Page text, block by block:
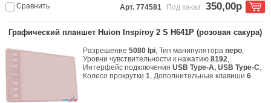
Сравнить Арт. 774581 Под заказ 350,00р
Графический планшет Huion Inspiroy 2 S H641P (розовая сакура)
Разрешение5080 lpi, Тип манипулятораперо,
Уровни чувствительности к нажатию8192,
Интерфейс подключенияUSB Type-A, USB Type-C,
Колесо прокрутки1, Дополнительные клавиши6